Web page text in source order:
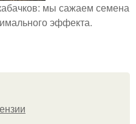
мы сажаем семена
эффекта.